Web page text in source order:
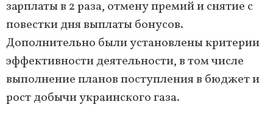
зарплаты в 2 раза, отмену премий и снятие с
повестки дня выплаты бонусов.
Дополнительно были установлены критерии
эффективности деятельности, в том числе
выполнение планов поступления в бюджет и
рост добычи украинского газа.